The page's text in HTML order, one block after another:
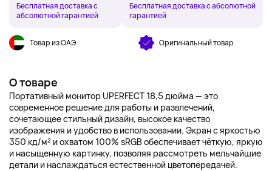
Бесплатная доставка с
абсолютной гарантией
Бесплатная доставка с абсолютной
гарантией
Товар из ОАЭ Оригинальный товар
О товаре
Портативный монитор UPERFECT 18,5 дюйма — это
современное решение для работы и развлечений,
сочетающее стильный дизайн, высокое качество
изображения и удобство в использовании. Экран с яркостью
350 кд/м² и охватом 100% sRGB обеспечивает чёткую, яркую
и насыщенную картинку, позволяя рассмотреть мельчайшие
детали и наслаждаться естественной цветопередачей.